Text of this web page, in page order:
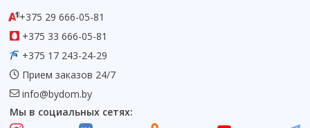
+375 29 666-05-81
+375 33 666-05-81
+375 17 243-24-29
Прием заказов 24/7
info@bydom.by
Мы в социальных сетях: